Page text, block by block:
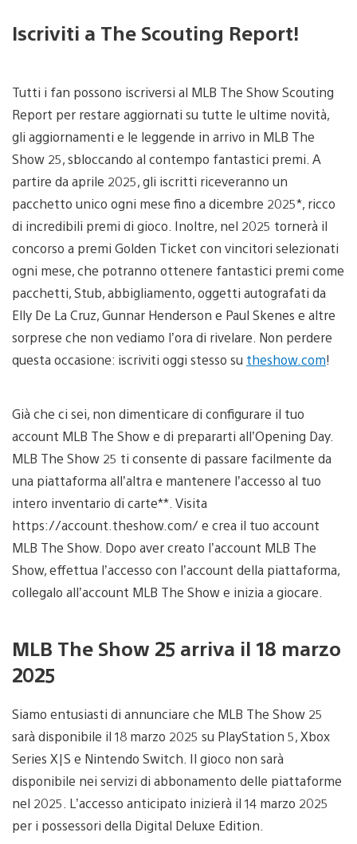
Iscriviti a The Scouting Report!
Tutti i fan possono iscriversi al MLB The Show Scouting
Report per restare aggiornati su tutte le ultime novità,
gli aggiornamenti e le leggende in arrivo in MLB The
Show 25, sbloccando al contempo fantastici premi. A
partire da aprile 2025, gli iscritti riceveranno un
pacchetto unico ogni mese fino a dicembre 2025*, ricco
di incredibili premi di gioco. Inoltre, nel 2025 tornerà il
concorso a premi Golden Ticket con vincitori selezionati
ogni mese, che potranno ottenere fantastici premi come
pacchetti, Stub, abbigliamento, oggetti autografati da
Elly De La Cruz, Gunnar Henderson e Paul Skenes e altre
sorprese che non vediamo l’ora di rivelare. Non perdere
questa occasione: iscriviti oggi stesso su theshow.com!
Già che ci sei, non dimenticare di configurare il tuo
account MLB The Show e di prepararti all’Opening Day.
MLB The Show 25 ti consente di passare facilmente da
una piattaforma all’altra e mantenere l’accesso al tuo
intero inventario di carte**. Visita
https://account.theshow.com/ e crea il tuo account
MLB The Show. Dopo aver creato l’account MLB The
Show, effettua l’accesso con l’account della piattaforma,
collegalo all’account MLB The Show e inizia a giocare.
MLB The Show 25 arriva il 18 marzo
2025
Siamo entusiasti di annunciare che MLB The Show 25
sarà disponibile il 18 marzo 2025 su PlayStation 5, Xbox
Series X|S e Nintendo Switch. Il gioco non sarà
disponibile nei servizi di abbonamento delle piattaforme
nel 2025. L’accesso anticipato inizierà il 14 marzo 2025
per i possessori della Digital Deluxe Edition.